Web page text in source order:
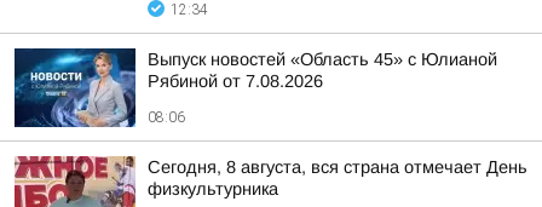
12:34
Выпуск новостей «Область 45» с Юлианой
Рябиной от 7.08.2026
08:06
Сегодня, 8 августа, вся страна отмечает День
физкультурника